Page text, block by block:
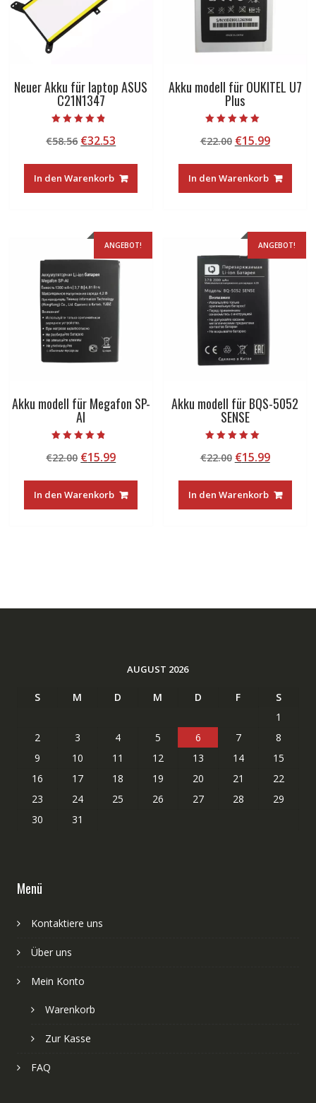
Neuer Akku für laptop ASUS
C21N1347
4.50
von 5
€58.56 Ursprünglicher
war:
€58.56
€32.53
ist:
€32.53.
In den Warenkorb
Akku modell für OUKITEL U7
Plus
5.00
von 5
€22.00 Ursprünglicher
war:
€22.00
€15.99
ist:
€15.99.
In den Warenkorb
ANGEBOT!
Akku modell für Megafon SP-
AI
4.50
von 5
€22.00 Ursprünglicher
war:
€22.00
€15.99Aktueller
ist:
€15.99.
In den Warenkorb
ANGEBOT!
Akku modell für BQS-5052
SENSE
5.00
von 5
€22.00 Ursprünglicher
war:
€22.00
€15.99
ist:
€15.99.
In den Warenkorb
AUGUST 2026
S M D M D F
S
1
2
3 4 5 6 7
8
9
10 11 12 13 14
15
16
17 18 19 20 21
22
23
24 25 26 27 28
29
30
31
Menü
Kontaktiere uns
Über uns
Mein Konto
Warenkorb
Zur Kasse
FAQ